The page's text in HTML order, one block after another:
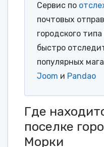
Сервис по
почтовых
городского
быстро
популярных
Joom и Pandao
Где
поселке
Морки